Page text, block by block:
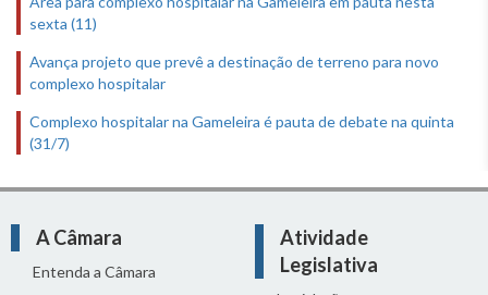
sexta (11)
Avança projeto que prevê a destinação de terreno para novo
complexo hospitalar
Complexo hospitalar na Gameleira é pauta de debate na quinta
(31/7)
A Câmara
Entenda a Câmara
Atividade
Legislativa